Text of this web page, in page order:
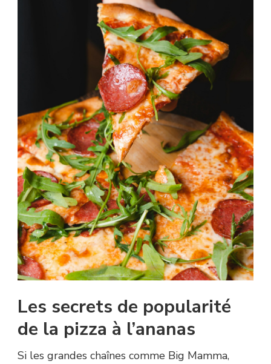
Les secrets de popularité
de la pizza à l’ananas
Si les grandes chaînes comme Big Mamma,